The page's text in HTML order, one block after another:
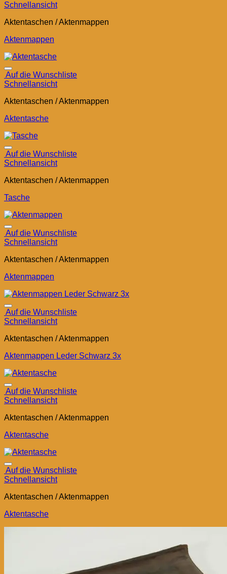
Schnellansicht
Aktentaschen / Aktenmappen
Aktenmappen
Auf die Wunschliste
Schnellansicht
Aktentaschen / Aktenmappen
Aktentasche
Auf die Wunschliste
Schnellansicht
Aktentaschen / Aktenmappen
Tasche
Auf die Wunschliste
Schnellansicht
Aktentaschen / Aktenmappen
Aktenmappen
Auf die Wunschliste
Schnellansicht
Aktentaschen / Aktenmappen
Aktenmappen Leder Schwarz 3x
Auf die Wunschliste
Schnellansicht
Aktentaschen / Aktenmappen
Aktentasche
Auf die Wunschliste
Schnellansicht
Aktentaschen / Aktenmappen
Aktentasche